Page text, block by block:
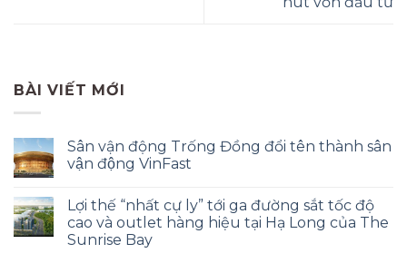
BÀI VIẾT MỚI
Sân vận động Trống Đồng đổi tên thành sân
vận động VinFast
Lợi thế “nhất cự ly” tới ga đường sắt tốc độ
cao và outlet hàng hiệu tại Hạ Long của The
Sunrise Bay